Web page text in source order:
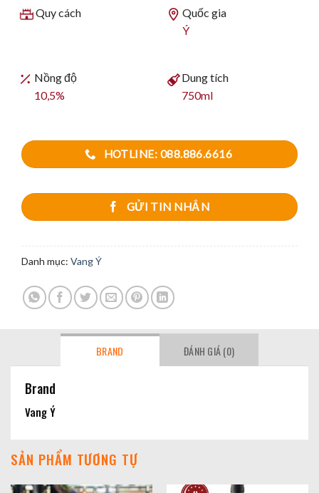
Quy cách
Quốc gia
Ý
Nồng độ
10,5%
Dung tích
750ml
HOTLINE: 088.886.6616
GỬI TIN NHẮN
Danh mục: Vang Ý
BRAND ĐÁNH GIÁ (0)
Brand
Vang Ý
SẢN PHẨM TƯƠNG TỰ